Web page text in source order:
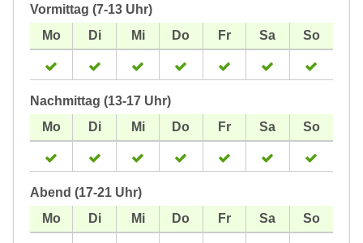
Vormittag (7-13 Uhr)
Nachmittag (13-17 Uhr)
Abend (17-21 Uhr)